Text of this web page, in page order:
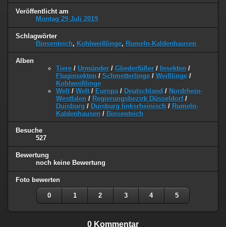
Veröffentlicht am
Montag 29 Juli 2019
Schlagwörter
Binsenteich, Kohlweißlinge, Rumeln-Kaldenhausen
Alben
Tiere / Urmünder / Gliederfüßer / Insekten /
Fluginsekten / Schmetterlinge / Weißlinge /
Kohlweißlinge
Welt / Welt / Europa / Deutschland / Nordrhein-
Westfalen / Regierungsbezirk Düsseldorf/
Duisburg / Duisburg linksrheinisch / Rumeln-
Kaldenhausen / Binsenteich
Besuche
527
Bewertung
noch keine Bewertung
Foto bewerten
0 1 2 3 4 5
0 Kommentar